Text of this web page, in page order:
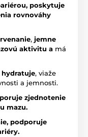
poskytuje
rovnováhy
, jemne
aktivitu a má
, viaže
a jemnosti.
zjednotenie
mazu.
podporuje